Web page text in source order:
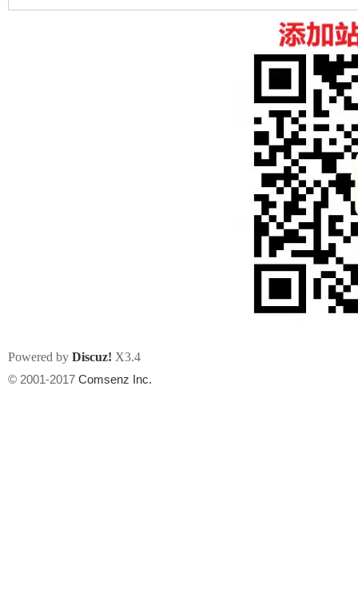
州
Powered by Discuz! X3.4
© 2001-2017 Comsenz Inc.